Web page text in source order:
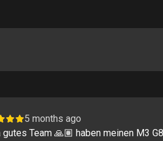
5 months ago
gutes Team 🙏🏽 haben meinen M3